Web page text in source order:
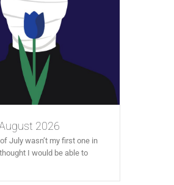
2026
July wasn’t my first one in
I would be able to